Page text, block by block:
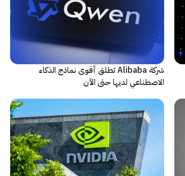
شركة Alibaba تطلق أقوى نماذج الذكاء
الاصطناعي لديها حتى الآن